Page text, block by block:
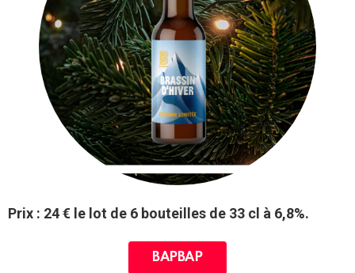
Prix : 24 € le lot de 6 bouteilles de 33 cl à 6,8%.
BAPBAP